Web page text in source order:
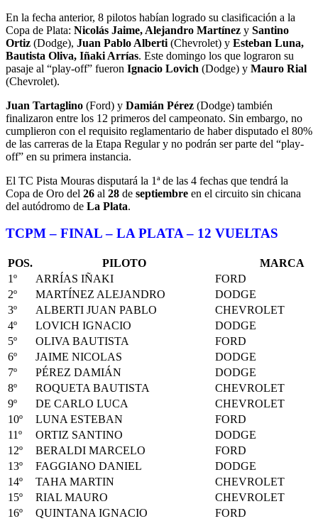
En la fecha anterior, 8 pilotos habían logrado su clasificación a la
Copa de Plata: Nicolás Jaime, Alejandro Martínez y Santino
Ortiz (Dodge), Juan Pablo Alberti (Chevrolet) y Esteban Luna,
Bautista Oliva, Iñaki Arrías. Este domingo los que lograron su
pasaje al “play-off” fueron Ignacio Lovich (Dodge) y Mauro Rial
(Chevrolet).
Juan Tartaglino (Ford) y Damián Pérez (Dodge) también
finalizaron entre los 12 primeros del campeonato. Sin embargo, no
cumplieron con el requisito reglamentario de haber disputado el 80%
de las carreras de la Etapa Regular y no podrán ser parte del “play-
off” en su primera instancia.
El TC Pista Mouras disputará la 1ª de las 4 fechas que tendrá la
Copa de Oro del 26 al 28 de septiembre en el circuito sin chicana
del autódromo de La Plata.
TCPM – FINAL – LA PLATA – 12 VUELTAS
POS. PILOTO
MARCA
1º
ARRÍAS IÑAKI
FORD
2º
MARTÍNEZ ALEJANDRO
DODGE
3º
ALBERTI JUAN PABLO
CHEVROLET
4º
LOVICH IGNACIO
DODGE
5º
OLIVA BAUTISTA
FORD
6º
JAIME NICOLAS
DODGE
7º
PÉREZ DAMIÁN
DODGE
8º
ROQUETA BAUTISTA
CHEVROLET
9º
DE CARLO LUCA
CHEVROLET
10º
LUNA ESTEBAN
FORD
11º
ORTIZ SANTINO
DODGE
12º
BERALDI MARCELO
FORD
13º
FAGGIANO DANIEL
DODGE
14º
TAHA MARTIN
CHEVROLET
15º
RIAL MAURO
CHEVROLET
16º
QUINTANA IGNACIO FORD